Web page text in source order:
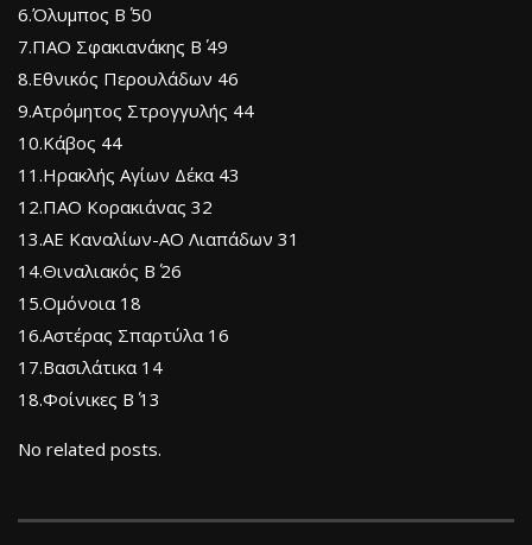
6.Όλυμπος Β΄ 50
7.ΠΑΟ Σφακιανάκης Β΄ 49
8.Εθνικός Περουλάδων 46
9.Ατρόμητος Στρογγυλής 44
10.Κάβος 44
11.Ηρακλής Αγίων Δέκα 43
12.ΠΑΟ Κορακιάνας 32
13.ΑΕ Καναλίων-ΑΟ Λιαπάδων 31
14.Θιναλιακός Β΄ 26
15.Ομόνοια 18
16.Αστέρας Σπαρτύλα 16
17.Βασιλάτικα 14
18.Φοίνικες Β΄ 13
No related posts.